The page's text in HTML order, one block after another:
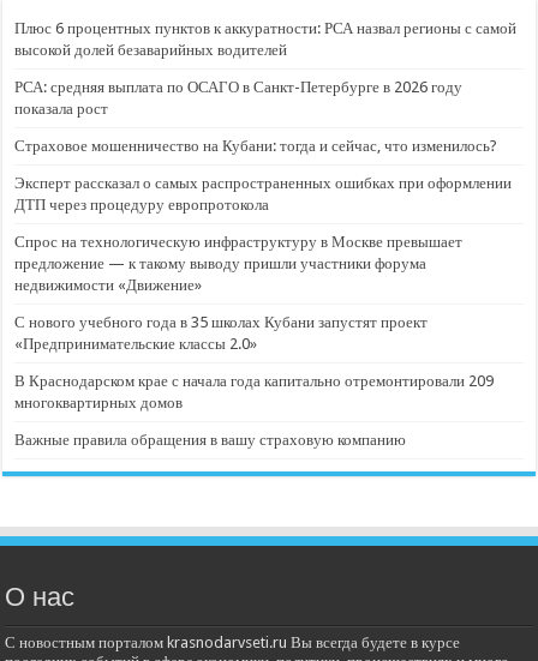
Плюс 6 процентных пунктов к аккуратности: РСА назвал регионы с самой
высокой долей безаварийных водителей
РСА: средняя выплата по ОСАГО в Санкт-Петербурге в 2026 году
показала рост
Страховое мошенничество на Кубани: тогда и сейчас, что изменилось?
Эксперт рассказал о самых распространенных ошибках при оформлении
ДТП через процедуру европротокола
Спрос на технологическую инфраструктуру в Москве превышает
предложение — к такому выводу пришли участники форума
недвижимости «Движение»
С нового учебного года в 35 школах Кубани запустят проект
«Предпринимательские классы 2.0»
В Краснодарском крае с начала года капитально отремонтировали 209
многоквартирных домов
Важные правила обращения в вашу страховую компанию
О нас
С новостным порталом krasnodarvseti.ru Вы всегда будете в курсе